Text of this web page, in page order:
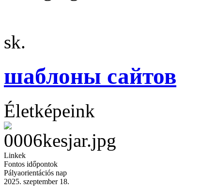
sk.
шаблоны сайтов
Életképeink
Linkek
Fontos időpontok
Pályaorientációs nap
2025. szeptember 18.